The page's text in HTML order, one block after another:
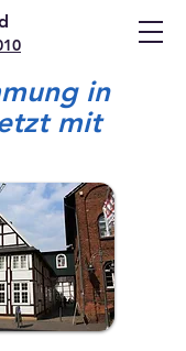
in
mit